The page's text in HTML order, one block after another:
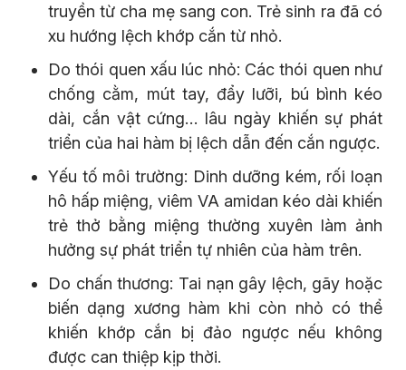
truyền từ cha mẹ sang con. Trẻ sinh ra đã có
xu hướng lệch khớp cắn từ nhỏ.
Do thói quen xấu lúc nhỏ: Các thói quen như
chống cằm, mút tay, đẩy lưỡi, bú bình kéo
dài, cắn vật cứng… lâu ngày khiến sự phát
triển của hai hàm bị lệch dẫn đến cắn ngược.
Yếu tố môi trường: Dinh dưỡng kém, rối loạn
hô hấp miệng, viêm VA amidan kéo dài khiến
trẻ thở bằng miệng thường xuyên làm ảnh
hưởng sự phát triển tự nhiên của hàm trên.
Do chấn thương: Tai nạn gây lệch, gãy hoặc
biến dạng xương hàm khi còn nhỏ có thể
khiến khớp cắn bị đảo ngược nếu không
được can thiệp kịp thời.